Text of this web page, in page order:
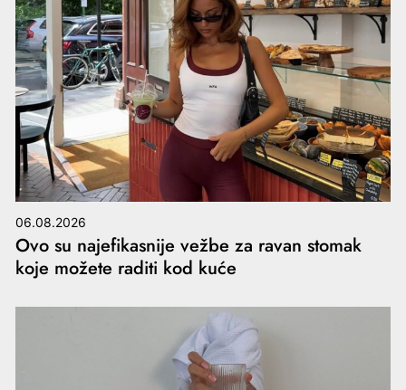
06.08.2026
Ovo su najefikasnije vežbe za ravan stomak
koje možete raditi kod kuće